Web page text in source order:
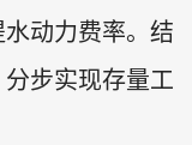
动力费率。结
步实现存量工